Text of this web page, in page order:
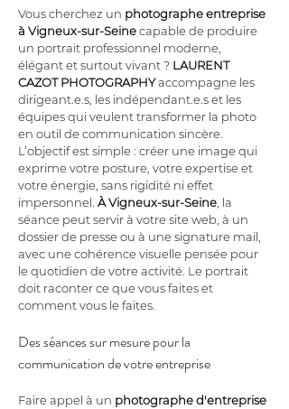
Vous cherchez un photographe entreprise
à Vigneux-sur-Seine capable de produire
un portrait professionnel moderne,
élégant et surtout vivant ? LAURENT
CAZOT PHOTOGRAPHY accompagne les
dirigeant.e.s, les indépendant.e.s et les
équipes qui veulent transformer la photo
en outil de communication sincère.
L’objectif est simple : créer une image qui
exprime votre posture, votre expertise et
votre énergie, sans rigidité ni effet
impersonnel. À Vigneux-sur-Seine , la
séance peut servir à votre site web, à un
dossier de presse ou à une signature mail,
avec une cohérence visuelle pensée pour
le quotidien de votre activité. Le portrait
doit raconter ce que vous faites et
comment vous le faites.
Des séances sur mesure pour la
communication de votre entreprise
Faire appel à un photographe d'entreprise